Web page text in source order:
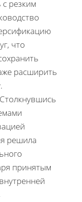
с резким
что
расширить
Столкнувшись
решила
принятым